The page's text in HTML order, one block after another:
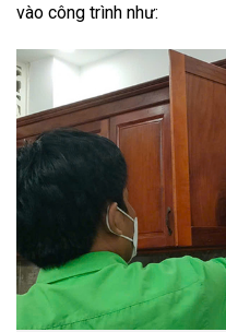
vào công trình như: